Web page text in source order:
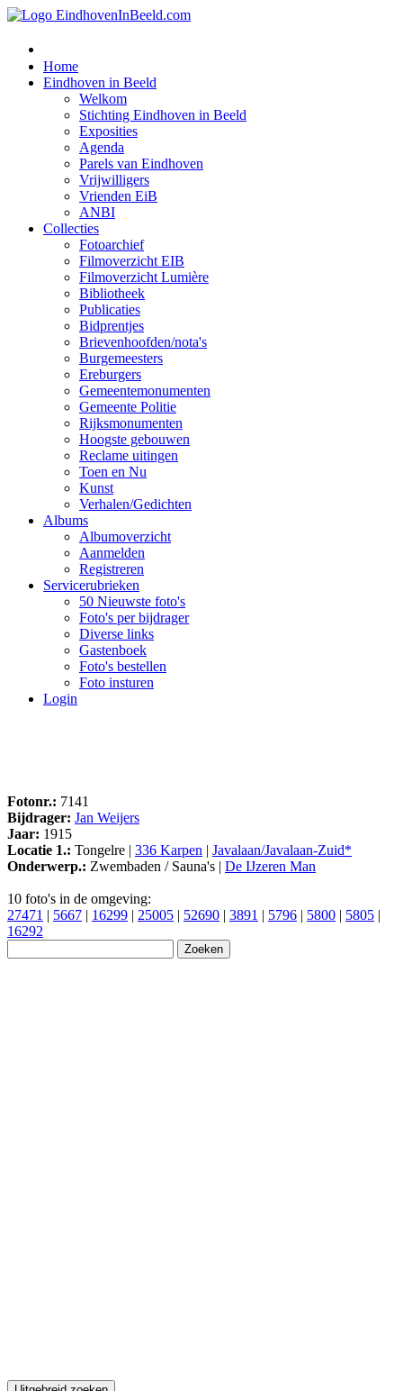
Home
Eindhoven in Beeld
Welkom
Stichting Eindhoven in Beeld
Exposities
Agenda
Parels van Eindhoven
Vrijwilligers
Vrienden EiB
ANBI
Collecties
Fotoarchief
Filmoverzicht EIB
Filmoverzicht Lumière
Bibliotheek
Publicaties
Bidprentjes
Brievenhoofden/nota's
Burgemeesters
Ereburgers
Gemeentemonumenten
Gemeente Politie
Rijksmonumenten
Hoogste gebouwen
Reclame uitingen
Toen en Nu
Kunst
Verhalen/Gedichten
Albums
Albumoverzicht
Aanmelden
Registreren
Servicerubrieken
50 Nieuwste foto's
Foto's per bijdrager
Diverse links
Gastenboek
Foto's bestellen
Foto insturen
Login
Fotonr.: 7141
Bijdrager: Jan Weijers
Jaar: 1915
Locatie 1.: Tongelre | 336 Karpen | Javalaan/Javalaan-Zuid*
Onderwerp.: Zwembaden / Sauna's | De IJzeren Man
10 foto's in de omgeving:
27471 | 5667 | 16299 | 25005 | 52690 | 3891 | 5796 | 5800 | 5805 |
16292